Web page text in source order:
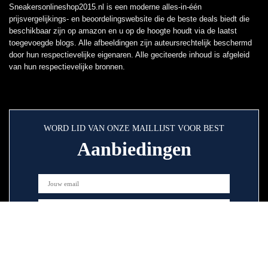
Sneakersonlineshop2015.nl is een moderne alles-in-één
prijsvergelijkings- en beoordelingswebsite die de beste deals biedt die
beschikbaar zijn op amazon en u op de hoogte houdt via de laatst
toegevoegde blogs. Alle afbeeldingen zijn auteursrechtelijk beschermd
door hun respectievelijke eigenaren. Alle geciteerde inhoud is afgeleid
van hun respectievelijke bronnen.
WORD LID VAN ONZE MAILLIJST VOOR BEST
Aanbiedingen